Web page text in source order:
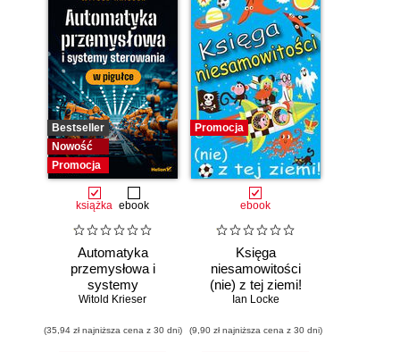
Bestseller
Nowość
Promocja
książka ebook
Automatyka
przemysłowa i
systemy
sterowania w
Witold Krieser
(35,94 zł najniższa cena z 30 dni)
Promocja
ebook
Księga
niesamowitości
(nie) z tej ziemi!
Księga faktów
niezwykłych
Ian Locke
(9,90 zł najniższa cena z 30 dni)